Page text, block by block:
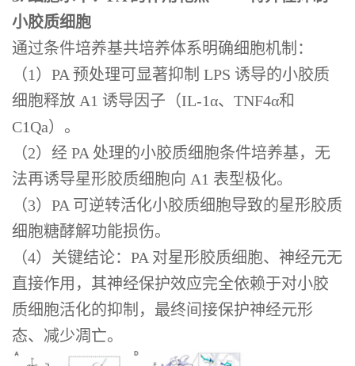
小胶质细胞
通过条件培养基共培养体系明确细胞机制：
（1）PA 预处理可显著抑制 LPS 诱导的小胶质
细胞释放 A1 诱导因子（IL-1α、TNF4α和
C1Qa）。
（2）经 PA 处理的小胶质细胞条件培养基，无
法再诱导星形胶质细胞向 A1 表型极化。
（3）PA 可逆转活化小胶质细胞导致的星形胶质
细胞糖酵解功能损伤。
（4）关键结论：PA 对星形胶质细胞、神经元无
直接作用，其神经保护效应完全依赖于对小胶
质细胞活化的抑制，最终间接保护神经元形
态、减少凋亡。